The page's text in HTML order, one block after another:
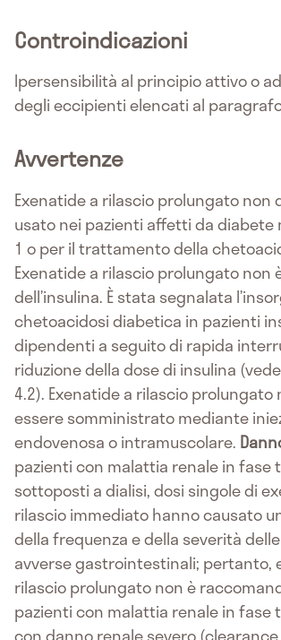
Controindicazioni
Ipersensibilità al principio attivo o
degli eccipienti elencati al
Avvertenze
Exenatide a rilascio prolungato non
usato nei pazienti affetti da diabete
1 o per il trattamento della
Exenatide a rilascio prolungato non
dell’insulina. È stata segnalata
chetoacidosi diabetica in pazienti
dipendenti a seguito di rapida
riduzione della dose di insulina
4.2). Exenatide a rilascio prolungato
essere somministrato mediante
endovenosa o intramuscolare.
pazienti con malattia renale in fase
sottoposti a dialisi, dosi singole di
rilascio immediato hanno causato
della frequenza e della severità
avverse gastrointestinali; pertanto,
rilascio prolungato non è
pazienti con malattia renale in fase